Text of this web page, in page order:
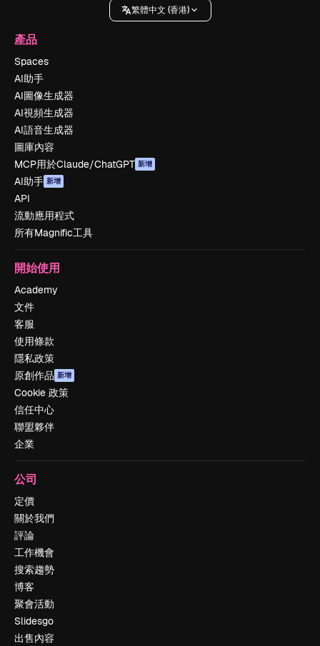
繁體中文 (香港)
產品
Spaces
AI助手
AI圖像生成器
AI視頻生成器
AI語音生成器
圖庫內容
MCP用於Claude/ChatGPT 新增
AI助手 新增
API
流動應用程式
所有Magnific工具
開始使用
Academy
文件
客服
使用條款
隱私政策
原創作品 新增
Cookie 政策
信任中心
聯盟夥伴
企業
公司
定價
關於我們
評論
工作機會
搜索趨勢
博客
聚會活動
Slidesgo
出售內容